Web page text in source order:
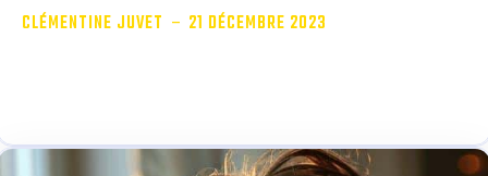
CLÉMENTINE JUVET - 21 DÉCEMBRE 2023